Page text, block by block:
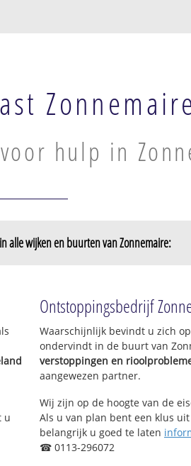
hulp in
alle wijken en buurten van Zonnemaire:
u
Ontstoppingsbedrijf
Waarschijnlijk bevindt u zich
ondervindt in de buurt van
verstoppingen en
aangewezen partner.
Wij zijn op de hoogte van de
Als u van plan bent een klus
belangrijk u goed te laten
☎ 0113-296072